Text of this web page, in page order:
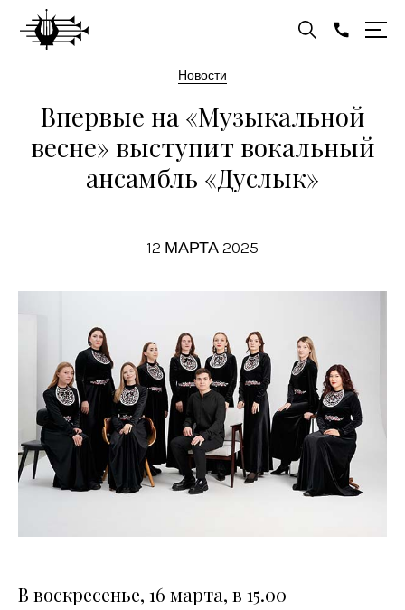
Новости
Впервые на «Музыкальной
весне» выступит вокальный
ансамбль «Дуслык»
12 МАРТА 2025
В воскресенье, 16 марта, в 15.00